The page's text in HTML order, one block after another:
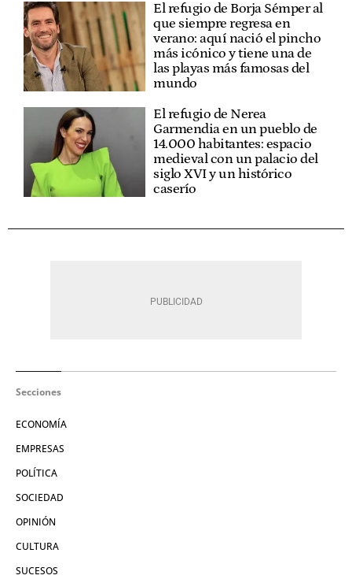
El refugio de Borja Sémper al
que siempre regresa en
verano: aquí nació el pincho
más icónico y tiene una de
las playas más famosas del
mundo
El refugio de Nerea
Garmendia en un pueblo de
14.000 habitantes: espacio
medieval con un palacio del
siglo XVI y un histórico
caserío
Secciones
ECONOMÍA
EMPRESAS
POLÍTICA
SOCIEDAD
OPINIÓN
CULTURA
SUCESOS